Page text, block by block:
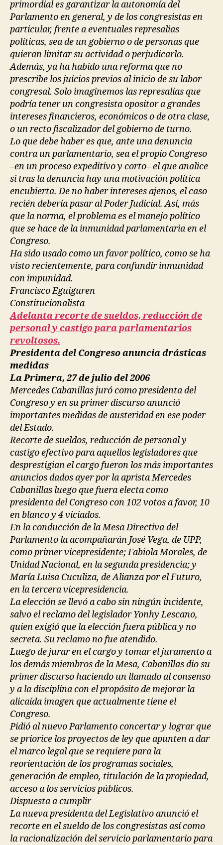
primordial es garantizar la autonomía del
Parlamento en general, y de los congresistas en
particular, frente a eventuales represalias
políticas, sea de un gobierno o de personas que
quieran limitar su actividad o perjudicarlo.
Además, ya ha habido una reforma que no
prescribe los juicios previos al inicio de su labor
congresal. Solo imaginemos las represalias que
podría tener un congresista opositor a grandes
intereses financieros, económicos o de otra clase,
o un recto fiscalizador del gobierno de turno.
Lo que debe haber es que, ante una denuncia
contra un parlamentario, sea el propio Congreso
–en un proceso expeditivo y corto– el que analice
si tras la denuncia hay una motivación política
encubierta. De no haber intereses ajenos, el caso
recién debería pasar al Poder Judicial. Así, más
que la norma, el problema es el manejo político
que se hace de la inmunidad parlamentaria en el
Congreso.
Ha sido usado como un favor político, como se ha
visto recientemente, para confundir inmunidad
con impunidad.
Francisco Eguiguren
Constitucionalista
Adelanta recorte de sueldos, reducción de
personal y castigo para parlamentarios
revoltosos.
Presidenta del Congreso anuncia drásticas
medidas
La Primera, 27 de julio del 2006
Mercedes Cabanillas juró como presidenta del
Congreso y en su primer discurso anunció
importantes medidas de austeridad en ese poder
del Estado.
Recorte de sueldos, reducción de personal y
castigo efectivo para aquellos legisladores que
desprestigian el cargo fueron los más importantes
anuncios dados ayer por la aprista Mercedes
Cabanillas luego que fuera electa como
presidenta del Congreso con 102 votos a favor, 10
en blanco y 4 viciados.
En la conducción de la Mesa Directiva del
Parlamento la acompañarán José Vega, de UPP,
como primer vicepresidente; Fabiola Morales, de
Unidad Nacional, en la segunda presidencia; y
María Luisa Cuculiza, de Alianza por el Futuro,
en la tercera vicepresidencia.
La elección se llevó a cabo sin ningún incidente,
salvo el reclamo del legislador Yonhy Lescano,
quien exigió que la elección fuera pública y no
secreta. Su reclamo no fue atendido.
Luego de jurar en el cargo y tomar el juramento a
los demás miembros de la Mesa, Cabanillas dio su
primer discurso haciendo un llamado al consenso
y a la disciplina con el propósito de mejorar la
alicaída imagen que actualmente tiene el
Congreso.
Pidió al nuevo Parlamento concertar y lograr que
se priorice los proyectos de ley que apunten a dar
el marco legal que se requiere para la
reorientación de los programas sociales,
generación de empleo, titulación de la propiedad,
acceso a los servicios públicos.
Dispuesta a cumplir
La nueva presidenta del Legislativo anunció el
recorte en el sueldo de los congresistas así como
la racionalización del servicio parlamentario para